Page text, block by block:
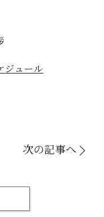
ジュール
次の記事へ